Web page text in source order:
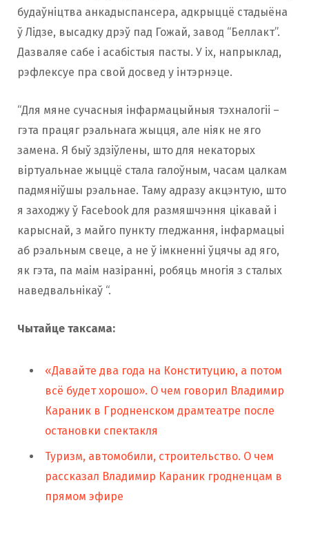
будаўніцтва анкадыспансера, адкрыццё стадыёна
ў Лідзе, высадку дрэў пад Гожай, завод “Беллакт”.
Дазваляе сабе і асабістыя пасты. У іх, напрыклад,
рэфлексуе пра свой досвед у інтэрнэце.
“Для мяне сучасныя інфармацыйныя тэхналогіі –
гэта працяг рэальнага жыцця, але ніяк не яго
замена. Я быў здзіўлены, што для некаторых
віртуальнае жыццё стала галоўным, часам цалкам
падмяніўшы рэальнае. Таму адразу акцэнтую, што
я заходжу ў Facebook для размяшчэння цікавай і
карыснай, з майго пункту гледжання, інфармацыі
аб рэальным свеце, а не ў імкненні ўцячы ад яго,
як гэта, па маім назіранні, робяць многія з сталых
наведвальнікаў “.
Чытайце таксама:
«Давайте два года на Конституцию, а потом
всё будет хорошо». О чем говорил Владимир
Караник в Гродненском драмтеатре после
остановки спектакля
Туризм, автомобили, строительство. О чем
рассказал Владимир Караник гродненцам в
прямом эфире